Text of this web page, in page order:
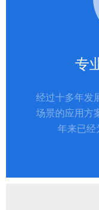
专
经过十多年发
场景的应用方
年来已经